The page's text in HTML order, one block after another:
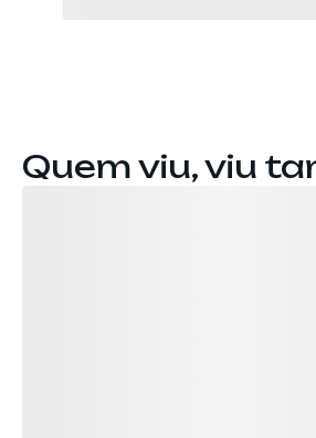
Quem viu, viu